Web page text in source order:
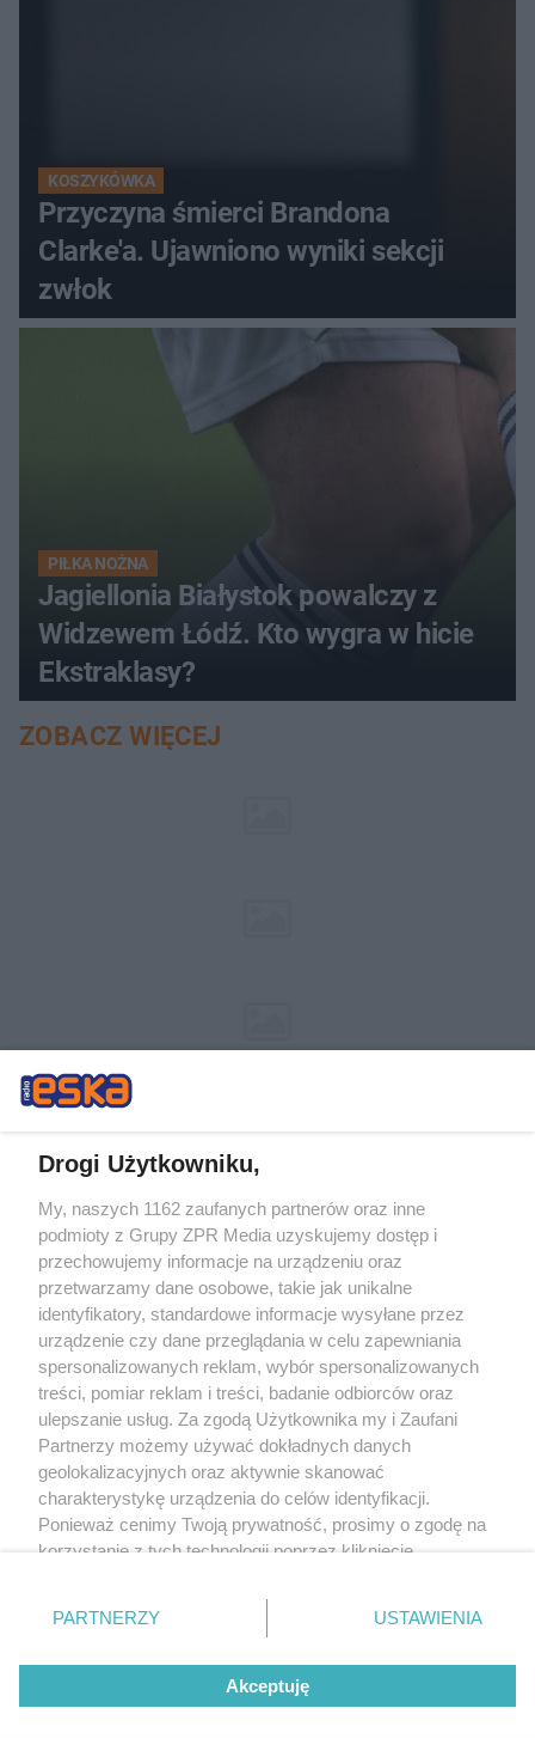
KOSZYKÓWKA
Przyczyna śmierci Brandona
Clarke'a. Ujawniono wyniki sekcji
zwłok
PIŁKA NOŻNA
Jagiellonia Białystok powalczy z
Widzewem Łódź. Kto wygra w hicie
Ekstraklasy?
ZOBACZ WIĘCEJ
Żaden utwór zamieszczony w serwisie nie może być powielany i
rozpowszechniany lub dalej rozpowszechniany w jakikolwiek sposób (w
tym także elektroniczny lub mechaniczny) na jakimkolwiek polu
eksploatacji w jakiejkolwiek formie, włącznie z umieszczaniem w Internecie
bez pisemnej zgody właściciela praw. Jakiekolwiek użycie lub
wykorzystanie utworów w całości lub w części z naruszeniem prawa, tzn.
bez właściwej zgody, jest zabronione pod groźbą kary i może być ścigane
Drogi Użytkowniku,
My, naszych 1162 zaufanych partnerów oraz inne
podmioty z Grupy ZPR Media uzyskujemy dostęp i
przechowujemy informacje na urządzeniu oraz
przetwarzamy dane osobowe, takie jak unikalne
identyfikatory, standardowe informacje wysyłane przez
urządzenie czy dane przeglądania w celu zapewniania
spersonalizowanych reklam, wybór spersonalizowanych
treści, pomiar reklam i treści, badanie odbiorców oraz
ulepszanie usług. Za zgodą Użytkownika my i Zaufani
Partnerzy możemy używać dokładnych danych
geolokalizacyjnych oraz aktywnie skanować
charakterystykę urządzenia do celów identyfikacji.
Ponieważ cenimy Twoją prywatność, prosimy o zgodę na
korzystanie z tych technologii poprzez kliknięcie
zmienić/wycofać klikając przycisk ustawień prywatności
znajdujący się w lewym dolnym rogu strony
rodzaje przetwarzania danych nie wymagają zgody
użytkownika, ale masz prawo sprzeciwić się takiemu
przetwarzaniu. Preferencje będą miały zastosowanie tylko
PARTNERZY USTAWIENIA
Akceptuję